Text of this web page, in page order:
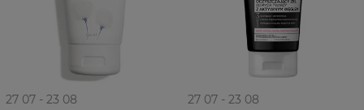
27 07 - 23 08
27 07 - 23 08